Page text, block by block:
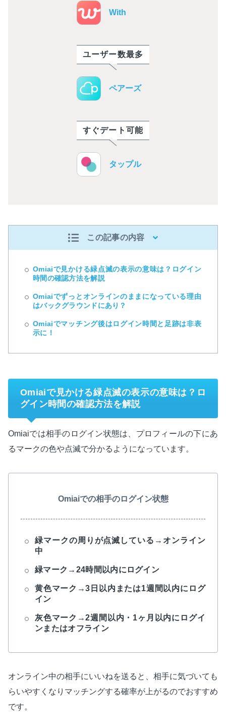
With
ユーザー数最多
ペアーズ
すぐデート可能
タップル
この記事の内容
Omiaiで見かける緑点滅の表示の意味は？ログイン
時間の確認方法を解説
Omiaiでずっとオンラインのままになっている理由
はバックグラウンドにあり？
Omiaiでマッチング後はログイン時間と足跡は非表
示に！
Omiaiで見かける緑点滅の表示の意味は？ロ
グイン時間の確認方法を解説
Omiaiでは相手のログイン状態は、プロフィールの下にあ
るマークの色や点滅で分かるようになっています。
Omiaiでの相手のログイン状態
緑マークの周りが点滅している→オンライン
中
緑マーク→24時間以内にログイン
黄色マーク→3日以内または1週間以内にログ
イン
灰色マーク→2週間以内・1ヶ月以内にログイ
ンまたはオフライン
オンライン中の相手にいいねを送ると、相手に気づいても
らいやすくなりマッチングする確率が上がるのでおすすめ
です。